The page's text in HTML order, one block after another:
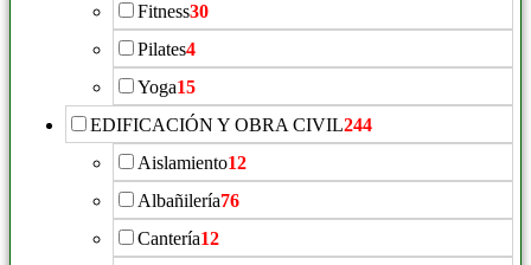
Fitness30
Pilates4
Yoga15
EDIFICACIÓN Y OBRA CIVIL244
Aislamiento12
Albañilería76
Cantería12